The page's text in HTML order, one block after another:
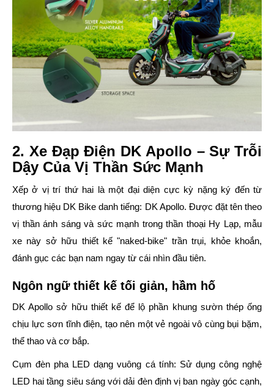
2. Xe Đạp Điện DK Apollo – Sự Trỗi
Dậy Của Vị Thần Sức Mạnh
Xếp ở vị trí thứ hai là một đại diện cực kỳ nặng ký đến từ
thương hiệu DK Bike danh tiếng: DK Apollo. Được đặt tên theo
vị thần ánh sáng và sức mạnh trong thần thoại Hy Lạp, mẫu
xe này sở hữu thiết kế "naked-bike" trần trụi, khỏe khoắn,
đánh gục các bạn nam ngay từ cái nhìn đầu tiên.
Ngôn ngữ thiết kế tối giản, hầm hố
DK Apollo sở hữu thiết kế để lộ phần khung sườn thép ống
chịu lực sơn tĩnh điện, tạo nên một vẻ ngoài vô cùng bụi bặm,
thể thao và cơ bắp.
Cụm đèn pha LED dạng vuông cá tính: Sử dụng công nghệ
LED hai tầng siêu sáng với dải đèn định vị ban ngày góc cạnh,